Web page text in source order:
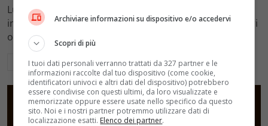
Luca Barbareschi si racconta a 70 anni in un'intervista
intima: rivela otto relazioni contemporanee, tre ricoveri
ospedalieri e il suo difficile rapporto con la paternità
Leggi di più
Archiviare informazioni su dispositivo e/o accedervi
Scopri di più
I tuoi dati personali verranno trattati da 327 partner e le
informazioni raccolte dal tuo dispositivo (come cookie,
identificatori univoci e altri dati del dispositivo) potrebbero
essere condivise con questi ultimi, da loro visualizzate e
memorizzate oppure essere usate nello specifico da questo
sito. Noi e i nostri partner potremmo utilizzare dati di
localizzazione esatti. Elenco dei partner.